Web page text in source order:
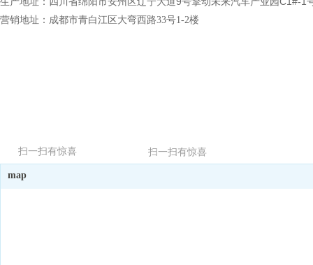
扫一扫有惊喜
营销地址：成都市青白江区大弯西路33号1-2楼
扫一扫有惊喜
map